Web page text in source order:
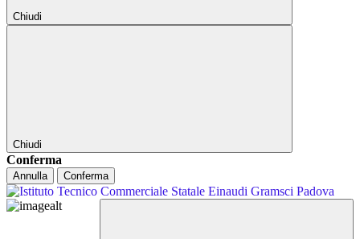
Chiudi
Chiudi
Conferma
Annulla Conferma